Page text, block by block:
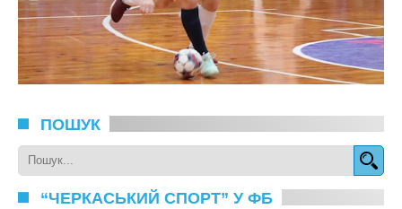
ПОШУК
“ЧЕРКАСЬКИЙ СПОРТ” У ФБ